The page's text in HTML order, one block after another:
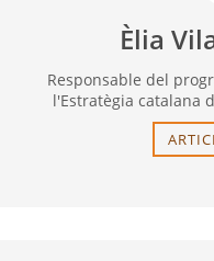
Èlia
Responsable del
l'Estratègia catalana